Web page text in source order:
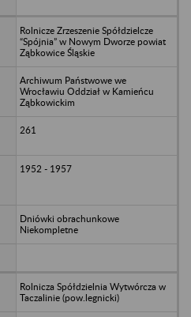
Rolnicze Zrzeszenie Spółdzielcze
“Spójnia” w Nowym Dworze powiat
Ząbkowice Śląskie
Archiwum Państwowe we
Wrocławiu Oddział w Kamieńcu
Ząbkowickim
261
1952 - 1957
Dniówki obrachunkowe
Niekompletne
Rolnicza Spółdzielnia Wytwórcza w
Taczalinie (pow.legnicki)